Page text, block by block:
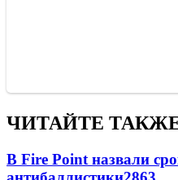
ЧИТАЙТЕ
В Fire Point назвали